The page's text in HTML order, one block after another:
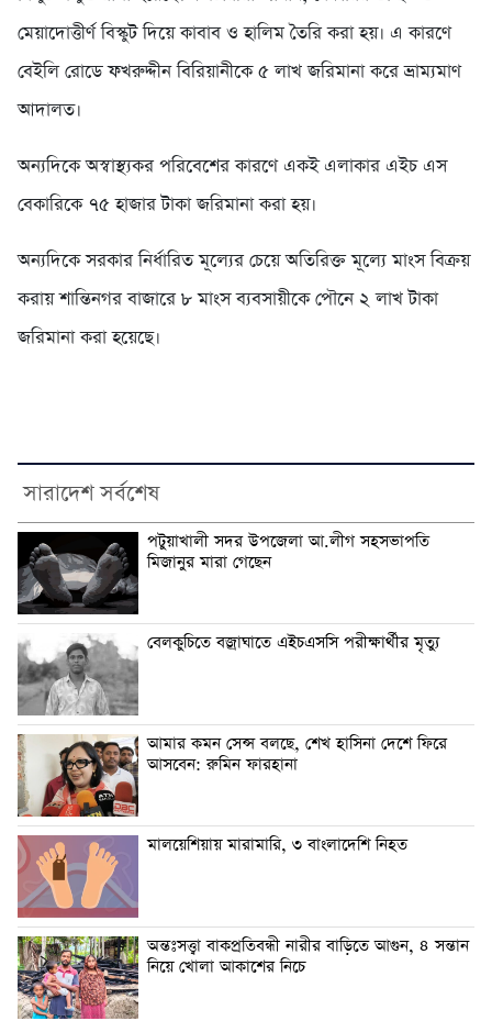
মেয়াদোত্তীর্ণ বিস্কুট দিয়ে কাবাব ও হালিম তৈরি করা হয়। এ কারণে
বেইলি রোডে ফখরুদ্দীন বিরিয়ানীকে ৫ লাখ জরিমানা করে ভ্রাম্যমাণ
আদালত।
অন্যদিকে অস্বাস্থ্যকর পরিবেশের কারণে একই এলাকার এইচ এস
বেকারিকে ৭৫ হাজার টাকা জরিমানা করা হয়।
অন্যদিকে সরকার নির্ধারিত মূল্যের চেয়ে অতিরিক্ত মূল্যে মাংস বিক্রয়
করায় শান্তিনগর বাজারে ৮ মাংস ব্যবসায়ীকে পৌনে ২ লাখ টাকা
জরিমানা করা হয়েছে।
সারাদেশ সর্বশেষ
পটুয়াখালী সদর উপজেলা আ.লীগ সহসভাপতি
মিজানুর মারা গেছেন
বেলকুচিতে বজ্রাঘাতে এইচএসসি পরীক্ষার্থীর মৃত্যু
আমার কমন সেন্স বলছে, শেখ হাসিনা দেশে ফিরে
আসবেন: রুমিন ফারহানা
মালয়েশিয়ায় মারামারি, ৩ বাংলাদেশি নিহত
অন্তঃসত্ত্বা বাকপ্রতিবন্ধী নারীর বাড়িতে আগুন, ৪ সন্তান
নিয়ে খোলা আকাশের নিচে